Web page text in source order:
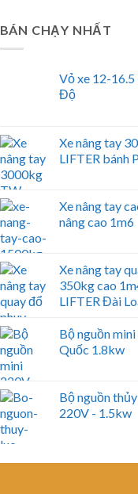
BÁN CHẠY NHẤT
Vỏ xe 12-
Độ
Xe nâng tay
LIFTER bánh
Xe nâng tay
nâng cao 1m6
Xe nâng tay
350kg cao
LIFTER Đài
Bộ nguồn
Quốc 1.8kw
Bộ nguồn
220V - 1.5kw